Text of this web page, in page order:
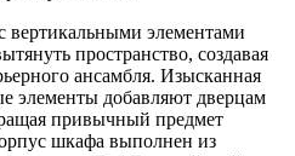
вертикальными элементами
пространство, создавая
ансамбля. Изысканная
элементы добавляют дверцам
привычный предмет
шкафа выполнен из